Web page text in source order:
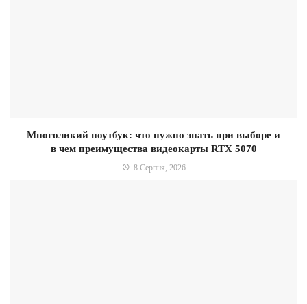
Многоликий ноутбук: что нужно знать при выборе и
в чем преимущества видеокарты RTX 5070
8 Серпня, 2026